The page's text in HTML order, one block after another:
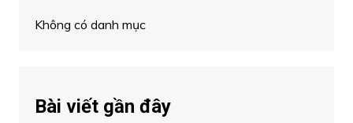
Không có danh mục
Bài viết gần đây